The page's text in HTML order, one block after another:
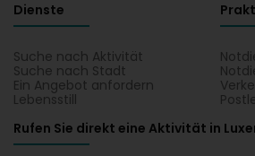
Dienste
Suche nach Aktivität
Suche nach Stadt
Ein Angebot anfordern
Lebensstill
Rufen Sie direkt eine Aktivität in